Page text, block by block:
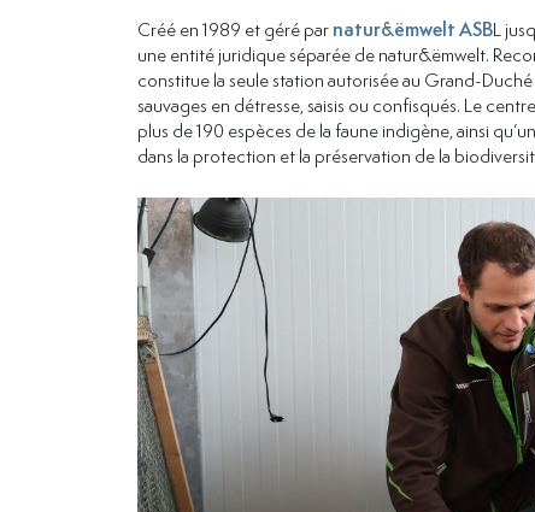
Créé en 1989 et géré par natur&ëmwelt ASBL
une entité juridique séparée de natur&ëmwelt.
constitue la seule station autorisée au Grand-
sauvages en détresse, saisis ou confisqués. Le
plus de 190 espèces de la faune indigène, ainsi
dans la protection et la préservation de la